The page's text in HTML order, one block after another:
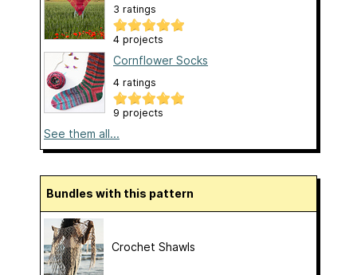
3 ratings
4 projects
Cornflower Socks
4 ratings
9 projects
See them all...
Bundles with this pattern
Crochet Shawls